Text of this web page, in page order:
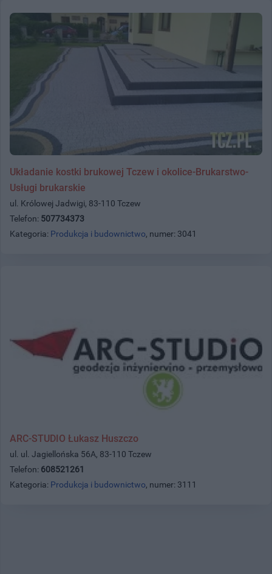
Układanie kostki brukowej Tczew i okolice-Brukarstwo-
Usługi brukarskie
ul. Królowej Jadwigi, 83-110 Tczew
Telefon: 507734373
Kategoria: Produkcja i budownictwo, numer: 3041
ARC-STUDIO Łukasz Huszczo
ul. ul. Jagiellońska 56A, 83-110 Tczew
Telefon: 608521261
Kategoria: Produkcja i budownictwo, numer: 3111